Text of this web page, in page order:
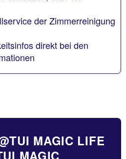
der Zimmerreinigung
direkt bei den
MAGIC LIFE